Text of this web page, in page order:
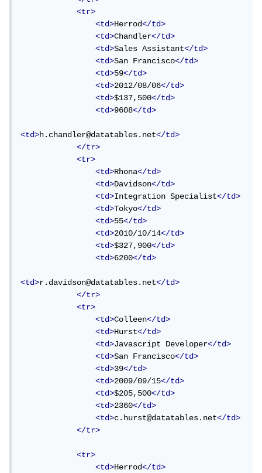
<tr>
<td>Herrod</td>
<td>Chandler</td>
<td>Sales Assistant</td>
<td>San Francisco</td>
<td>59</td>
<td>2012/08/06</td>
<td>$137,500</td>
<td>9608</td>
<td>h.chandler@datatables.net</td>
</tr>
<tr>
<td>Rhona</td>
<td>Davidson</td>
<td>Integration Specialist</td>
<td>Tokyo</td>
<td>55</td>
<td>2010/10/14</td>
<td>$327,900</td>
<td>6200</td>
<td>r.davidson@datatables.net</td>
</tr>
<tr>
<td>Colleen</td>
<td>Hurst</td>
<td>Javascript Developer</td>
<td>San Francisco</td>
<td>39</td>
<td>2009/09/15</td>
<td>$205,500</td>
<td>2360</td>
<td>c.hurst@datatables.net</td>
</tr>
<tr>
<td>Herrod</td>